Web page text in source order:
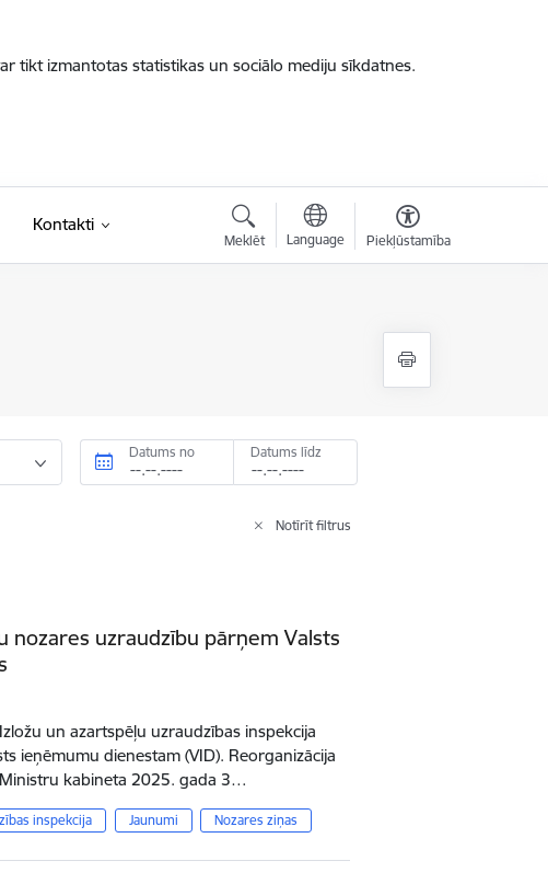
tikt izmantotas statistikas un sociālo mediju sīkdatnes.
Kontakti
Meklēt Language Piekļūstamība
Datums no Datums līdz
Notīrīt filtrus
nozares uzraudzību pārņem Valsts
un azartspēļu uzraudzības inspekcija
ieņēmumu dienestam (VID). Reorganizācija
kabineta 2025. gada 3…
inspekcija Jaunumi Nozares ziņas